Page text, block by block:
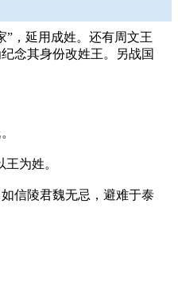
，延用成姓。还有周文王
念其身份改姓王。另战国
为姓。
信陵君魏无忌，避难于泰